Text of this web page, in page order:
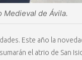
Medieval de Ávila.
Este año la
el atrio de San